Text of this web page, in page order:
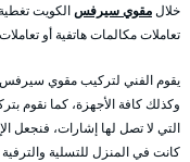
خلالمقوي سيرفسالكويت
تعاملات مكالمات هاتفية أو
يقوم الفني لتركيب مقوي سيرفس
وكذلك كافة الأجهزة، كما نقوم
التي لا تصل لها إشارات، فنجعل
كانت في المنزل للتسلية